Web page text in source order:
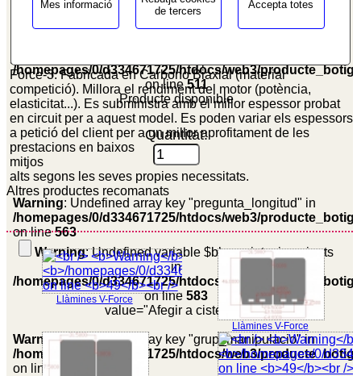
Mes informació
de tercers
Accepta totes
83.56€
/homepages/0/d334671725/htdocs/web3/
on line511
Producte disponible
Quantitat:
Warning: Undefined array key "pregunta_longitud" in
/homepages/0/d334671725/htdocs/web3/
on line563
Warning: Undefined variable $bloquejat_si_variants
in
/homepages/0/d334671725/htdocs/web3/
on line583
value="Afegir a cistella">
Warning: Undefined array key "grup_manipulacio" in
/homepages/0/d334671725/htdocs/web3/
on line591
Llàmines V-Force
Set de 4 llàmines 100% Carbono per a montar en caixa V-
Force-3. Fabricada en Carbono Biaxial (material
competició). Millora el rendiment del motor (potència,
elasticitat...). Es subministra amb el millor espessor probat
en circuit per a aquest model. Es poden variar els espessors
a petició del client per a un millor aprofitament de les
prestacions en baixos
mitjos
alts segons les seves propies necessitats.
Altres productes recomanats
Llàmines V-Force
Llàmines V-Force